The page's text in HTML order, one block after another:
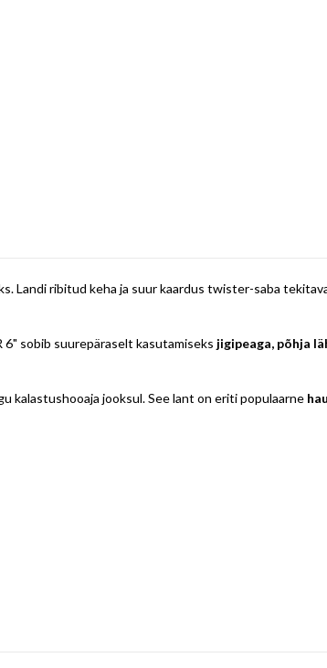
Landi ribitud keha ja suur kaardus twister-saba
6" sobib suurepäraselt kasutamiseks jigipeaga, põhja
kalastushooaja jooksul. See lant on eriti populaarne